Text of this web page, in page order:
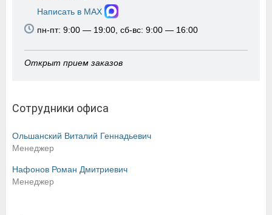
Написать в MAX
пн-пт: 9:00 — 19:00, сб-вс: 9:00 — 16:00
Открыт прием заказов
Сотрудники офиса
Ольшанский Виталий Геннадьевич
Менеджер
Нафонов Роман Дмитриевич
Менеджер